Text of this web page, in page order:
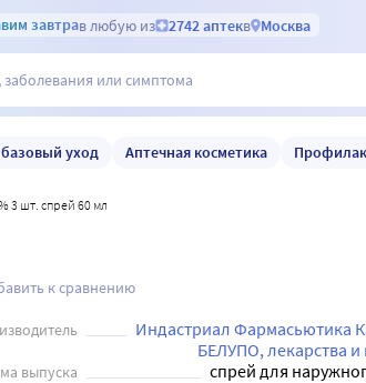
завтрав любую из 2742 аптекв Москва
уход Аптечная косметика
3 шт. спрей 60 мл
к сравнению
Индастриал Фармасьютика
БЕЛУПО, лекарства и
выпуска спрей для